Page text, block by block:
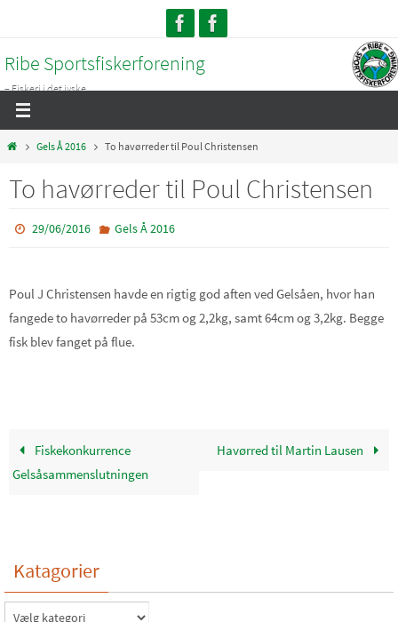
content
Ribe Sportsfiskerforening
– Fiskeri i det jyske...
HomeGels Å 2016 To havørreder til Poul Christensen
To havørreder til Poul Christensen
29/06/2016 Gels Å 2016
Poul J Christensen havde en rigtig god aften ved Gelsåen, hvor han
fangede to havørreder på 53cm og 2,2kg, samt 64cm og 3,2kg. Begge
fisk blev fanget på flue.
Fiskekonkurrence
Gelsåsammenslutningen
Havørred til Martin Lausen
Katagorier
Katagorier